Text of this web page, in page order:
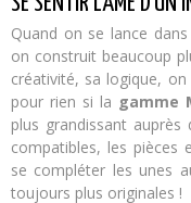
Quand on se lance
on construit beaucoup
créativité, sa logique, on
pour rien si la gamme
plus grandissant auprès
compatibles, les pièces
se compléter les unes
toujours plus originales !